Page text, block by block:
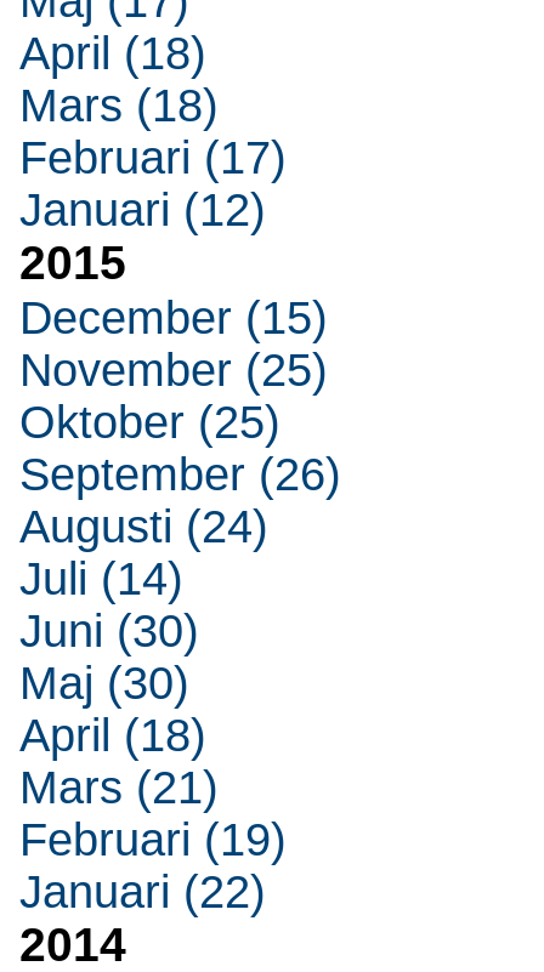
April (18)
Mars (18)
Februari (17)
Januari (12)
2015
December (15)
November (25)
Oktober (25)
September (26)
Augusti (24)
Juli (14)
Juni (30)
Maj (30)
April (18)
Mars (21)
Februari (19)
Januari (22)
2014